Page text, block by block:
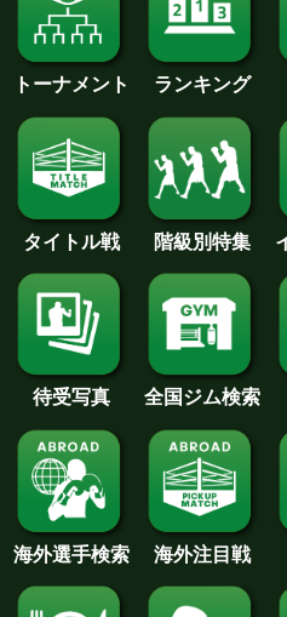
トーナメント ランキング
タイトル戦 階級別特集
待受写真 全国ジム検索
海外選手検索 海外注目戦